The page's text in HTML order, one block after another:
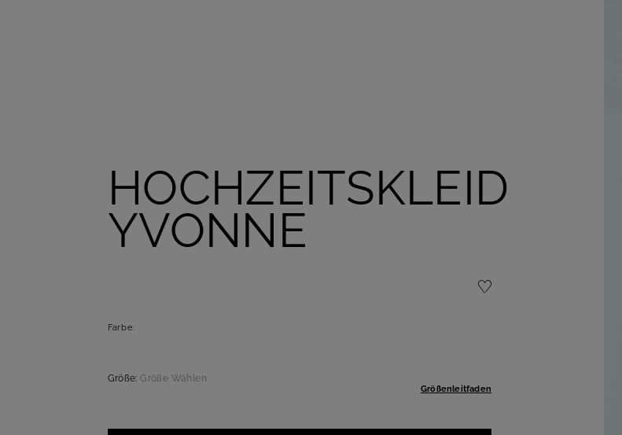
HOCHZEITSKLEID
YVONNE
Farbe:
Größe: Größe Wählen
Größenleitfaden